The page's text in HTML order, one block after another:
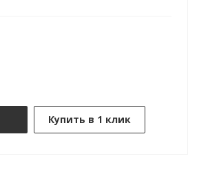
Купить в 1 клик